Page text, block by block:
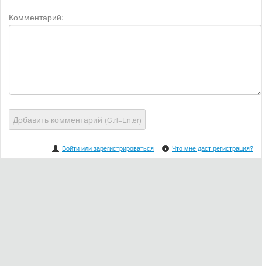
Комментарий:
Добавить комментарий (Ctrl+Enter)
Войти или зарегистрироваться Что мне даст регистрация?